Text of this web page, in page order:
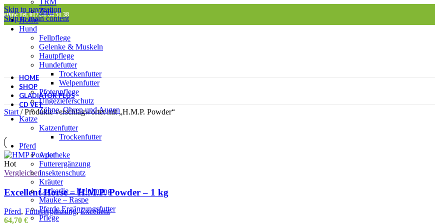
Skip to navigation
Skip to main content
Tel. 0172-8 64 51 38
Zapi
Home
Hund
Fellpflege
Gelenke & Muskeln
Hautpflege
Hundefutter
Trockenfutter
Welpenfutter
Pfotenpflege
Ungezieferschutz
Zähne, Ohren und Augen
Katze
Katzenfutter
Trockenfutter
Pferd
Apotheke
Futterergänzung
Insektenschutz
Kräuter
Leckerlie – Belohnung
Mauke – Raspe
Pferde Ergänzungsfutter
Pflege
HOME
SHOP
GLADIATOR PLUS
CD VET
Start / Produkte verschlagwortet mit „H.M.P. Powder“
Hot
Vergleichen
Excellent Horse – H.M.P. Powder – 1 kg
Pferd, Futterergänzung, Excellent
64,70 €